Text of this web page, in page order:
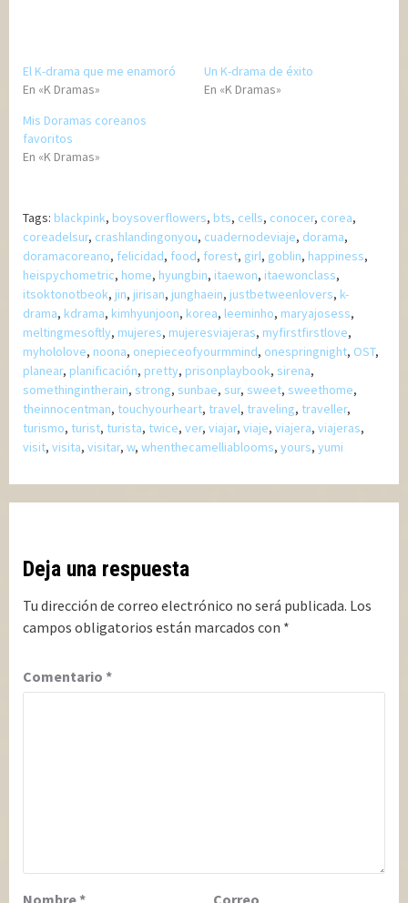
El K-drama que me enamoró
En «K Dramas»
Un K-drama de éxito
En «K Dramas»
Mis Doramas coreanos
favoritos
En «K Dramas»
Tags: blackpink, boysoverflowers, bts, cells, conocer, corea,
coreadelsur, crashlandingonyou, cuadernodeviaje, dorama,
doramacoreano, felicidad, food, forest, girl, goblin, happiness,
heispychometric, home, hyungbin, itaewon, itaewonclass,
itsoktonotbeok, jin, jirisan, junghaein, justbetweenlovers, k-
drama, kdrama, kimhyunjoon, korea, leeminho, maryajosess,
meltingmesoftly, mujeres, mujeresviajeras, myfirstfirstlove,
myhololove, noona, onepieceofyourmmind, onespringnight, OST,
planear, planificación, pretty, prisonplaybook, sirena,
somethingintherain, strong, sunbae, sur, sweet, sweethome,
theinnocentman, touchyourheart, travel, traveling, traveller,
turismo, turist, turista, twice, ver, viajar, viaje, viajera, viajeras,
visit, visita, visitar, w, whenthecamelliablooms, yours, yumi
Deja una respuesta
Tu dirección de correo electrónico no será publicada. Los
campos obligatorios están marcados con *
Comentario *